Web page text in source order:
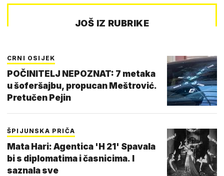
JOŠ IZ RUBRIKE
CRNI OSIJEK
POČINITELJ NEPOZNAT: 7 metaka
u šoferšajbu, propucan Meštrović.
Pretučen Pejin
ŠPIJUNSKA PRIČA
Mata Hari: Agentica 'H 21' Spavala
bi s diplomatima i časnicima. I
saznala sve